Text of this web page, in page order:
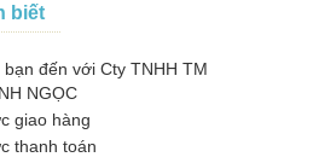
biết
đến với Cty TNHH TM
NGỌC
giao hàng
thanh toán